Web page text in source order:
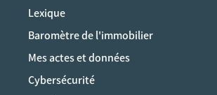
Lexique
Baromètre de l'immobilier
Mes actes et données
Cybersécurité